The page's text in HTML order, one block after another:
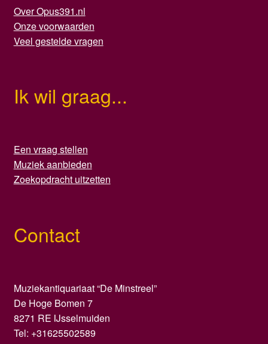
Over Opus391.nl
Onze voorwaarden
Veel gestelde vragen
Ik wil graag...
Een vraag stellen
Muziek aanbieden
Zoekopdracht uitzetten
Contact
Muziekantiquariaat “De Minstreel”
De Hoge Bomen 7
8271 RE IJsselmuiden
Tel: +31625502589